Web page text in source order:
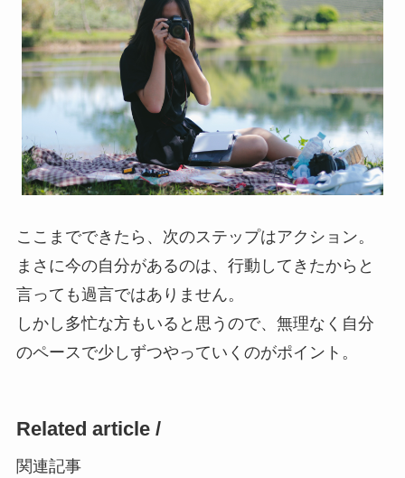
ここまでできたら、次のステップはアクション。
まさに今の自分があるのは、行動してきたからと
言っても過言ではありません。
​​​​​​​しかし多忙な方もいると思うので、無理なく自分
のペースで少しずつやっていくのがポイント。
Related article /
関連記事